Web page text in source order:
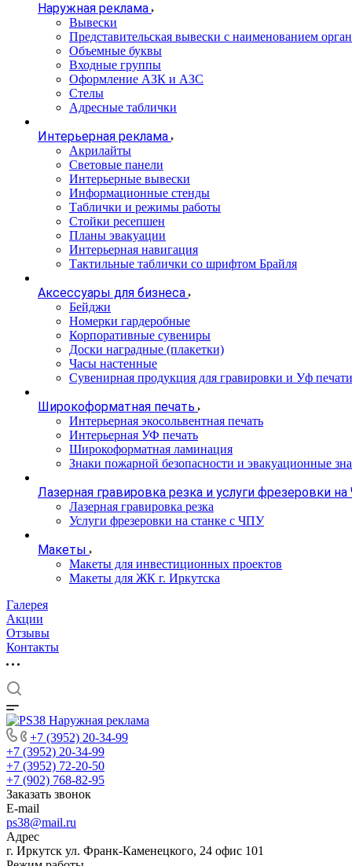
Наружная реклама
Вывески
Представительская вывески с наименованием
Объемные буквы
Входные группы
Оформление АЗК и АЗС
Стелы
Адресные таблички
Интерьерная реклама
Акрилайты
Световые панели
Интерьерные вывески
Информационные стенды
Таблички и режимы работы
Стойки ресепшен
Планы эвакуации
Интерьерная навигация
Тактильные таблички со шрифтом Брайля
Аксессуары для бизнеса
Бейджи
Номерки гардеробные
Корпоративные сувениры
Доски наградные (плакетки)
Часы настенные
Сувенирная продукция для гравировки и Уф печати
Широкоформатная печать
Интерьерная экосольвентная печать
Интерьерная УФ печать
Широкоформатная ламинация
Знаки пожарной безопасности и эвакуационные
Лазерная гравировка резка и услуги фрезеровки
Лазерная гравировка резка
Услуги фрезеровки на станке с ЧПУ
Макеты
Макеты для инвестиционных проектов
Макеты для ЖК г. Иркутска
Галерея
Акции
Отзывы
Контакты
+7 (3952) 20-34-99
+7 (3952) 20-34-99
+7 (3952) 72-20-50
+7 (902) 768-82-95
Заказать звонок
E-mail
ps38@mail.ru
Адрес
г. Иркутск ул. Франк-Каменецкого, 24 офис 101